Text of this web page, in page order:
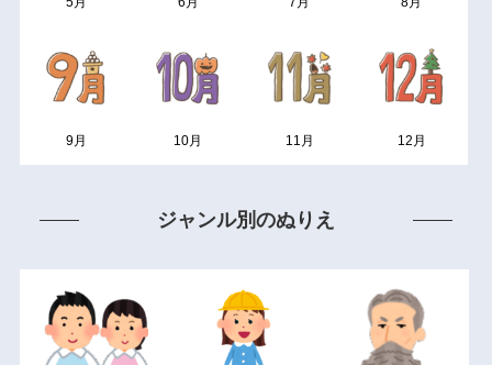
9月 10月 11月 12月
ジャンル別のぬりえ